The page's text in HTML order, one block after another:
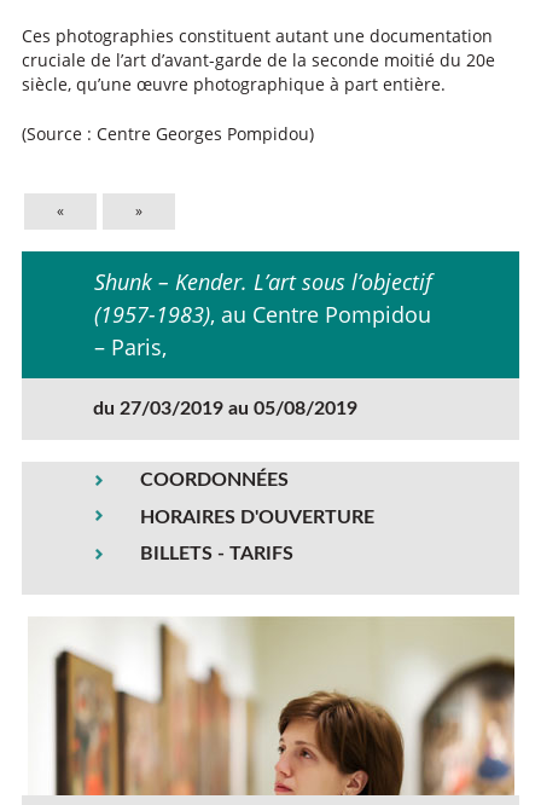
Ces photographies constituent autant une documentation
cruciale de l’art d’avant-garde de la seconde moitié du 20e
siècle, qu’une œuvre photographique à part entière.
(Source : Centre Georges Pompidou)
« »
Shunk – Kender. L’art sous l’objectif
(1957-1983), au Centre Pompidou
– Paris,
du 27/03/2019 au 05/08/2019
COORDONNÉES
HORAIRES D'OUVERTURE
BILLETS - TARIFS